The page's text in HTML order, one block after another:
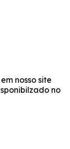
nosso site
no